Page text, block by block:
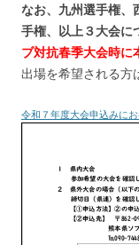
なお、九州選手権、
手権、以上３大会に
ブ対抗春季大会時に
出場を希望される方
令和７年度大会申込みに